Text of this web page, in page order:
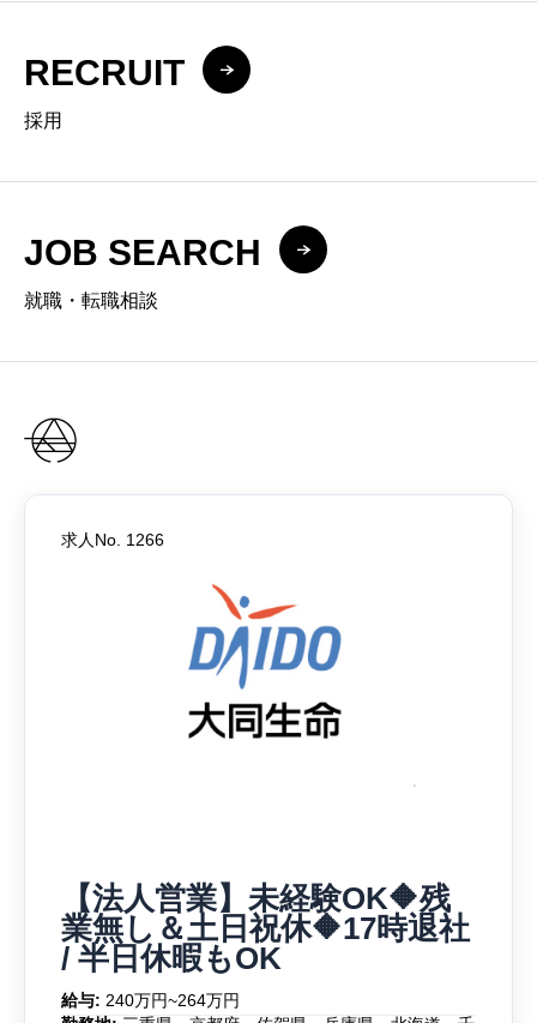
RECRUIT
採用
JOB SEARCH
就職・転職相談
求人No. 1266
【法人営業】未経験OK🔶残
業無し＆土日祝休🔶17時退社
/ 半日休暇もOK
給与: 240万円~264万円